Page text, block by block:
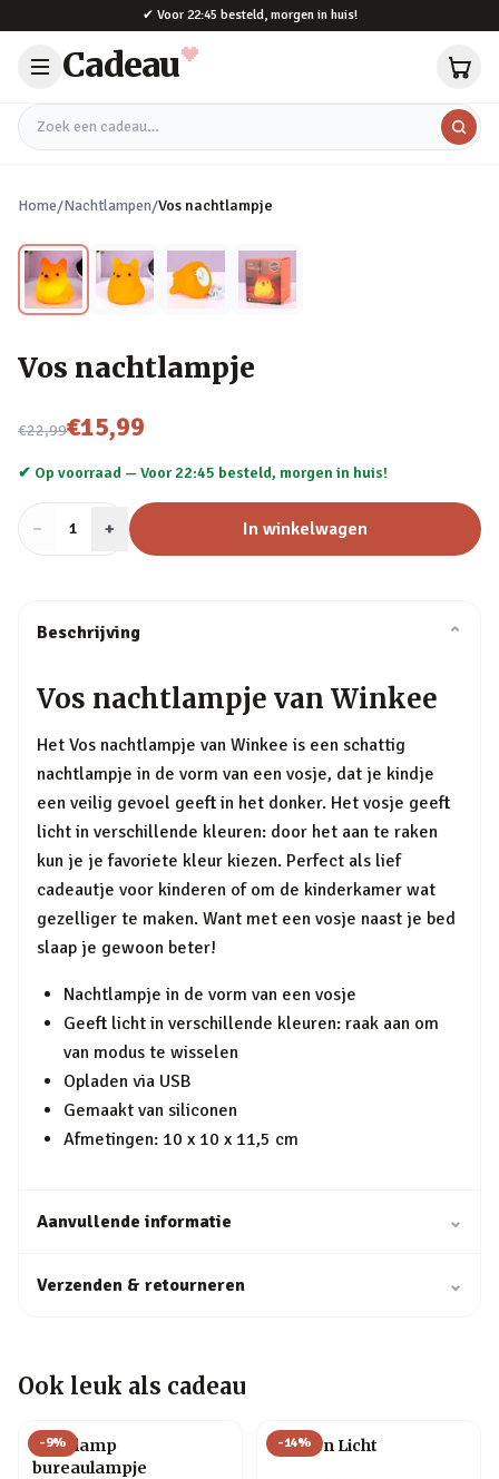
✔ Voor 22:45 besteld, morgen in huis!
Cadeau
Zoek een cadeau
Home/Nachtlampen/Vos nachtlampje
Vos nachtlampje
€22,99
Nu voor€15,99
✔ Op voorraad —Voor 22:45 besteld, morgen in huis!
− Aantal
1 + In winkelwagen
Beschrijving ⌄
Vos nachtlampje van Winkee
Het Vos nachtlampje van Winkee is een schattig
nachtlampje in de vorm van een vosje, dat je kindje
een veilig gevoel geeft in het donker. Het vosje geeft
licht in verschillende kleuren: door het aan te raken
kun je je favoriete kleur kiezen. Perfect als lief
cadeautje voor kinderen of om de kinderkamer wat
gezelliger te maken. Want met een vosje naast je bed
slaap je gewoon beter!
Nachtlampje in de vorm van een vosje
Geeft licht in verschillende kleuren: raak aan om
van modus te wisselen
Opladen via USB
Gemaakt van siliconen
Afmetingen: 10 x 10 x 11,5 cm
Aanvullende informatie ⌄
Verzenden & retourneren ⌄
Ook leuk als cadeau
-9%
Gloeilamp
bureaulampje
-14%
Flessen Licht